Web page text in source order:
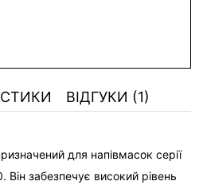
ВІДГУКИ (1)
для напівмасок серії
забезпечує високий рівень